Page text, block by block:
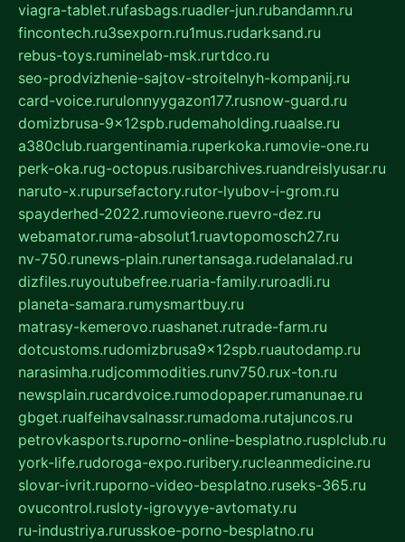
viagra-tablet.rufasbags.ruadler-jun.rubandamn.ru
fincontech.ru3sexporn.ru1mus.rudarksand.ru
rebus-toys.ruminelab-msk.rurtdco.ru
seo-prodvizhenie-sajtov-stroitelnyh-kompanij.ru
card-voice.rurulonnyygazon177.rusnow-guard.ru
domizbrusa-9x12spb.rudemaholding.ruaalse.ru
a380club.ruargentinamia.ruperkoka.rumovie-one.ru
perk-oka.rug-octopus.rusibarchives.ruandreislyusar.ru
naruto-x.rupursefactory.rutor-lyubov-i-grom.ru
spayderhed-2022.rumovieone.ruevro-dez.ru
webamator.ruma-absolut1.ruavtopomosch27.ru
nv-750.runews-plain.runertansaga.rudelanalad.ru
dizfiles.ruyoutubefree.ruaria-family.ruroadli.ru
planeta-samara.rumysmartbuy.ru
matrasy-kemerovo.ruashanet.rutrade-farm.ru
dotcustoms.rudomizbrusa9x12spb.ruautodamp.ru
narasimha.rudjcommodities.runv750.rux-ton.ru
newsplain.rucardvoice.rumodopaper.rumanunae.ru
gbget.rualfeihavsalnassr.rumadoma.rutajuncos.ru
petrovkasports.ruporno-online-besplatno.rusplclub.ru
york-life.rudoroga-expo.ruribery.rucleanmedicine.ru
slovar-ivrit.ruporno-video-besplatno.ruseks-365.ru
ovucontrol.rusloty-igrovyye-avtomaty.ru
ru-industriya.rurusskoe-porno-besplatno.ru